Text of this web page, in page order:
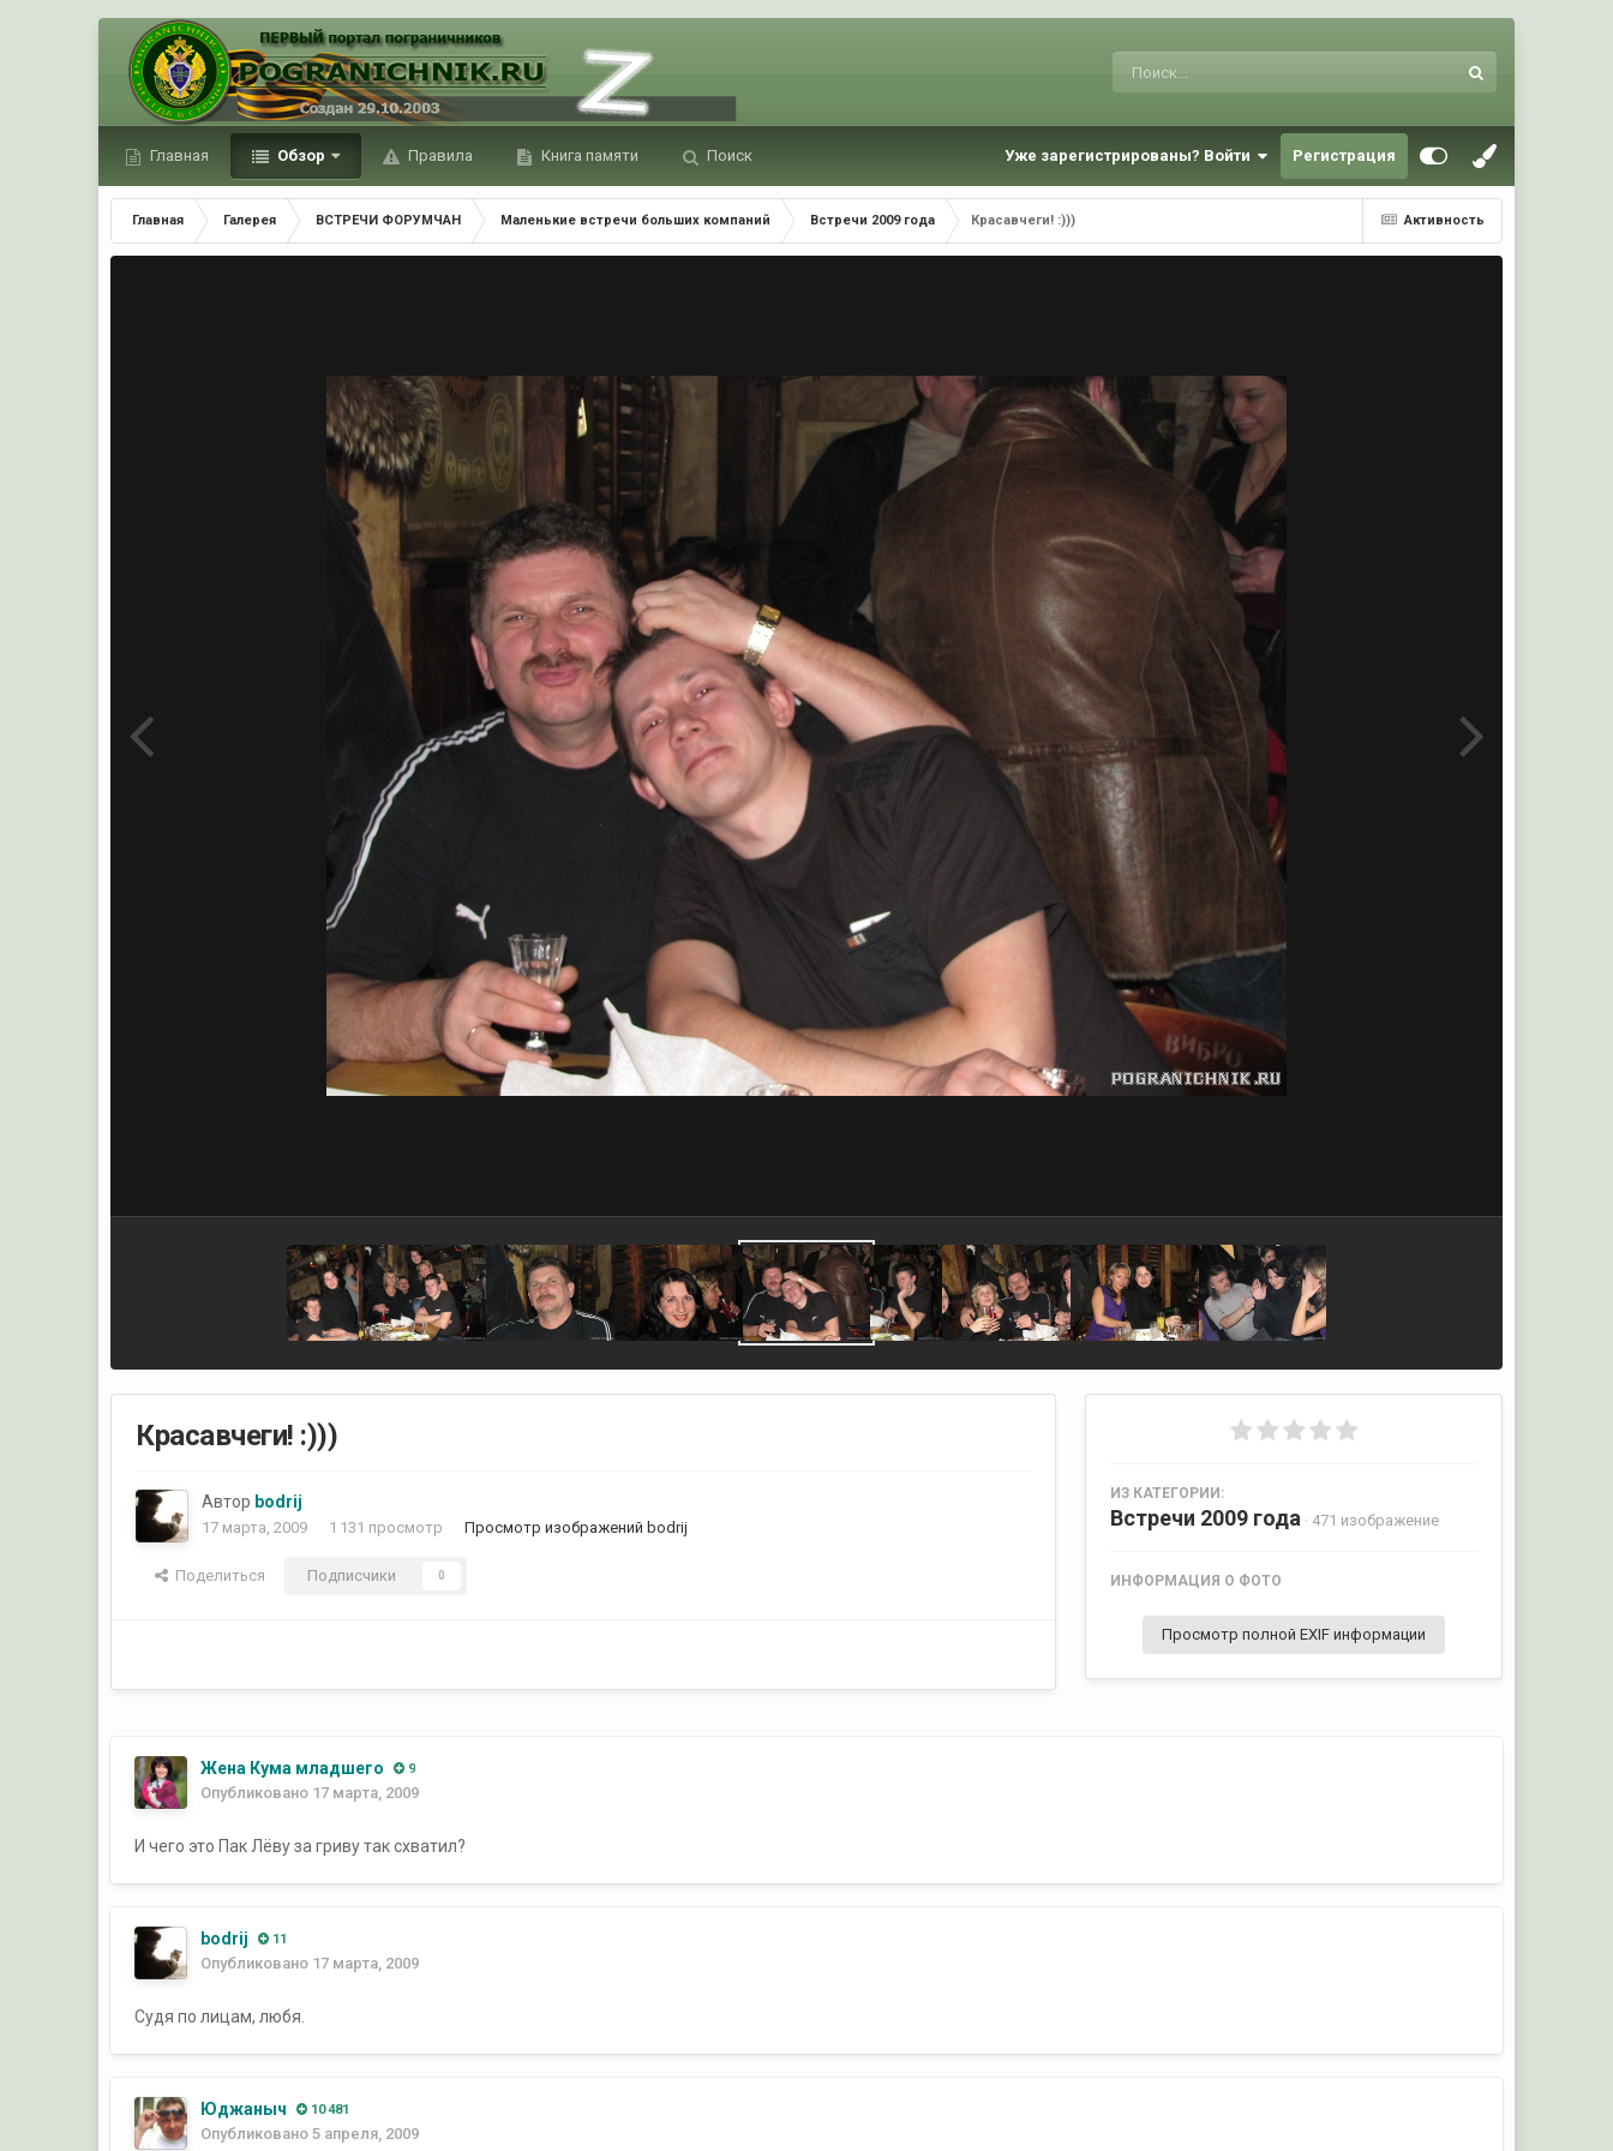
Главная Обзор Правила Книга памяти Поиск Уже зарегистрированы? Войти Регистрация
Активность
Главная Галерея ВСТРЕЧИ ФОРУМЧАН Маленькие встречи больших компаний Встречи 2009 года Красавчеги! :)))
Красавчеги! :)))
Автор bodrij
17 марта, 2009 1 131 просмотр Просмотр изображений bodrij
Поделиться Подписчики 0
ИЗ КАТЕГОРИИ:
Встречи 2009 года · 471 изображение
ИНФОРМАЦИЯ О ФОТО
Просмотр полной EXIF информации
Жена Кума младшего 9
Опубликовано 17 марта, 2009
И чего это Пак Лёву за гриву так схватил?
bodrij 11
Опубликовано 17 марта, 2009
Судя по лицам, любя.
Юджаныч 10 481
Опубликовано 5 апреля, 2009